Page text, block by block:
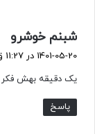
شبنم خوشرو
ف
:
1401-05-20 در 11:27 ق.ظ
یک دقیقه بهش فکر
پاسخ